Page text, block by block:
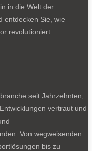
in die Welt der
entdecken Sie, wie
revolutioniert.
seit Jahrzehnten,
vertraut und
Von wegweisenden
bis zu